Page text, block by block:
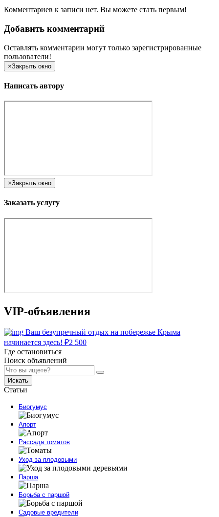
Комментариев к записи нет. Вы можете стать первым!
Добавить комментарий
Оставлять комментарии могут только зарегистрированные
пользователи!
×Закрыть окно
Написать автору
×Закрыть окно
Заказать услугу
VIP-объявления
Ваш безупречный отдых на побережье Крыма
начинается здесь! ₽2 500
Где остановиться
Поиск объявлений
Искать
Статьи
Биогумус
Апорт
Рассада томатов
Уход за плодовыми
Парша
Борьба с паршой
Садовые вредители